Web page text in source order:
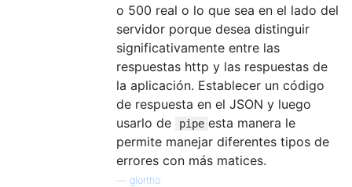
o 500 real o lo que sea en el lado del
servidor porque desea distinguir
significativamente entre las
respuestas http y las respuestas de
la aplicación. Establecer un código
de respuesta en el JSON y luego
usarlo de
pipe esta manera le
permite manejar diferentes tipos de
errores con más matices.
glortho